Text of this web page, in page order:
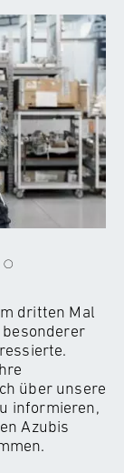
dritten Mal
besonderer
über unsere
informieren,
Azubis